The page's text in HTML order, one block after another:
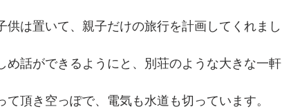
は置いて、親子だけの旅行を計画してくれまし
話ができるようにと、別荘のような大きな一軒
頂き空っぽで、電気も水道も切っています。